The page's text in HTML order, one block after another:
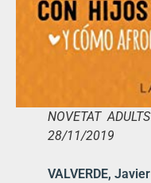
NOVETAT ADULTS
28/11/2019
VALVERDE, Javier